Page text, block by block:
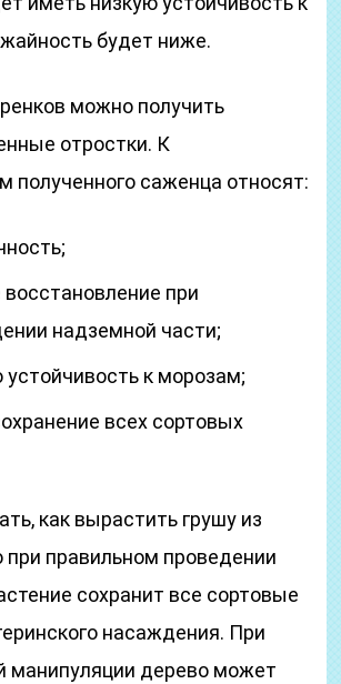
будет ниже.
можно получить
отростки. К
полученного саженца относят:
при
надземной части;
к морозам;
всех сортовых
как вырастить грушу из
при правильном проведении
сохранит все сортовые
насаждения. При
манипуляции дерево может